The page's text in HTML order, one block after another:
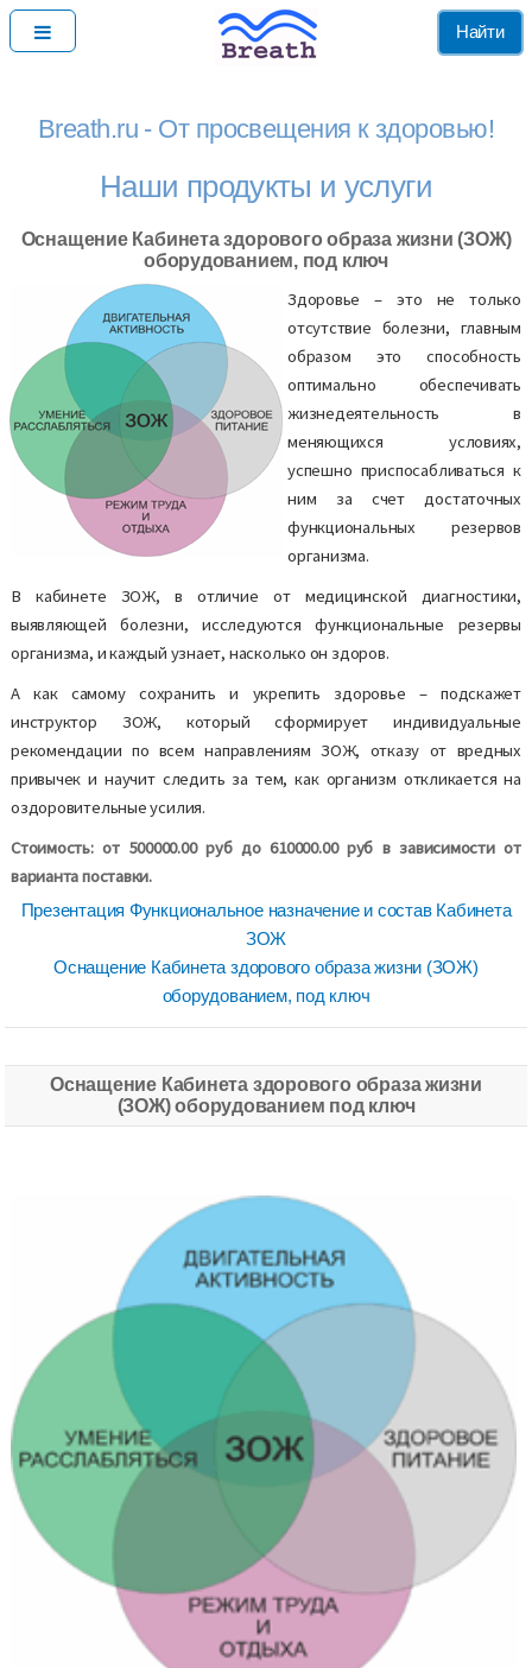
Найти
Breath.ru - От просвещения к здоровью!
Наши продукты и услуги
Оснащение Кабинета здорового образа жизни (ЗОЖ)
оборудованием, под ключ
Здоровье – это не только
отсутствие болезни, главным
образом это способность
оптимально обеспечивать
жизнедеятельность в
меняющихся условиях,
успешно приспосабливаться к
ним за счет достаточных
функциональных резервов
организма.
В кабинете ЗОЖ, в отличие от медицинской диагностики,
выявляющей болезни, исследуются функциональные резервы
организма, и каждый узнает, насколько он здоров.
А как самому сохранить и укрепить здоровье – подскажет
инструктор ЗОЖ, который сформирует индивидуальные
рекомендации по всем направлениям ЗОЖ, отказу от вредных
привычек и научит следить за тем, как организм откликается на
оздоровительные усилия.
Стоимость: от 500000.00 руб до 610000.00 руб в зависимости от
варианта поставки.
Презентация Функциональное назначение и состав Кабинета
ЗОЖ
Оснащение Кабинета здорового образа жизни (ЗОЖ)
оборудованием, под ключ
Оснащение Кабинета здорового образа жизни
(ЗОЖ) оборудованием под ключ